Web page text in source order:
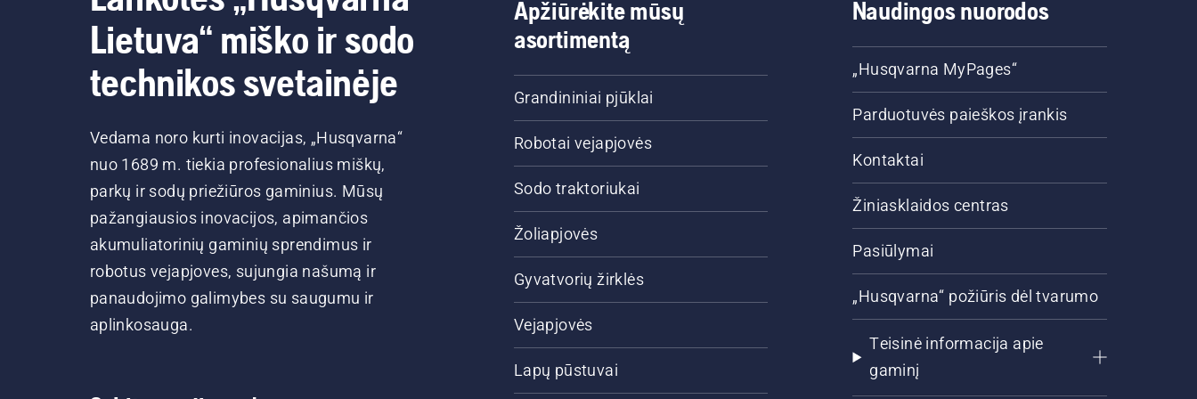
Lietuva“ miško ir sodo
technikos svetainėje
Vedama noro kurti inovacijas, „Husqvarna“
nuo 1689 m. tiekia profesionalius miškų,
parkų ir sodų priežiūros gaminius. Mūsų
pažangiausios inovacijos, apimančios
akumuliatorinių gaminių sprendimus ir
robotus vejapjoves, sujungia našumą ir
panaudojimo galimybes su saugumu ir
aplinkosauga.
Apžiūrėkite mūsų
asortimentą
Grandininiai pjūklai
Robotai vejapjovės
Sodo traktoriukai
Žoliapjovės
Gyvatvorių žirklės
Vejapjovės
Lapų pūstuvai
Naudingos nuorodos
„Husqvarna MyPages“
Parduotuvės paieškos įrankis
Kontaktai
Žiniasklaidos centras
Pasiūlymai
„Husqvarna“ požiūris dėl tvarumo
Teisinė informacija apie
gaminį